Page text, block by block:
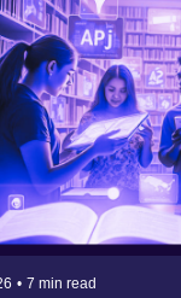
• 7 min read